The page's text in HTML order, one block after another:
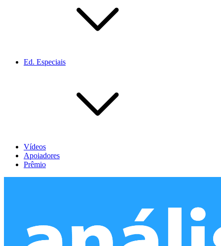
Ed. Especiais
Vídeos
Apoiadores
Prêmio